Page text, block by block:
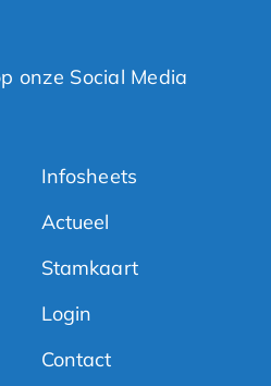
onze Social Media
Infosheets
Actueel
Stamkaart
Login
Contact